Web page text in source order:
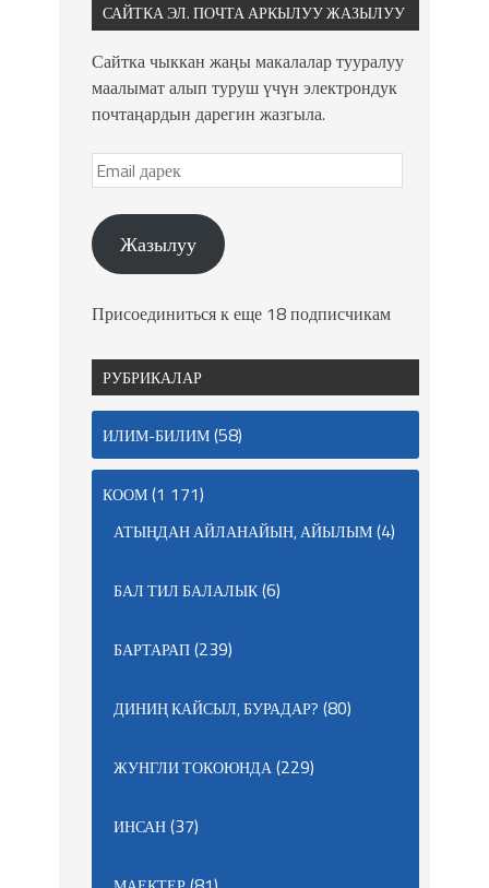
САЙТКА ЭЛ. ПОЧТА АРКЫЛУУ ЖАЗЫЛУУ
Сайтка чыккан жаңы макалалар тууралуу
маалымат алып туруш үчүн электрондук
почтаңардын дарегин жазгыла.
Жазылуу
Присоединиться к еще 18 подписчикам
РУБРИКАЛАР
ИЛИМ-БИЛИМ(58)
КООМ(1 171)
АТЫҢДАН АЙЛАНАЙЫН, АЙЫЛЫМ(4)
БАЛ ТИЛ БАЛАЛЫК(6)
БАРТАРАП(239)
ДИНИҢ КАЙСЫЛ, БУРАДАР? (80)
ЖУНГЛИ ТОКОЮНДА(229)
ИНСАН(37)